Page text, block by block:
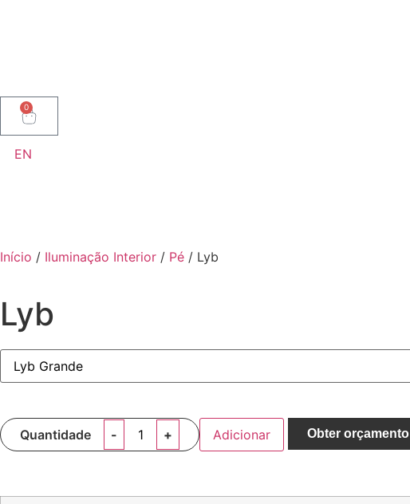
0
EN
Início / Iluminação Interior / Pé / Lyb
Lyb
Quantidade Adicionar Obter orçamento